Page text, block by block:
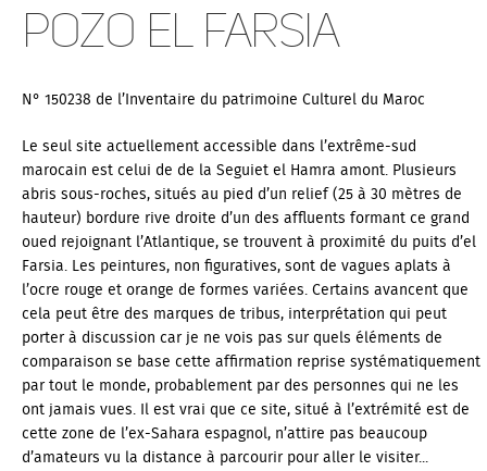
Pozo el Farsia
N° 150238 de l’Inventaire du patrimoine Culturel du Maroc
Le seul site actuellement accessible dans l’extrême-sud
marocain est celui de de la Seguiet el Hamra amont. Plusieurs
abris sous-roches, situés au pied d’un relief (25 à 30 mètres de
hauteur) bordure rive droite d’un des affluents formant ce grand
oued rejoignant l’Atlantique, se trouvent à proximité du puits d’el
Farsia. Les peintures, non figuratives, sont de vagues aplats à
l’ocre rouge et orange de formes variées. Certains avancent que
cela peut être des marques de tribus, interprétation qui peut
porter à discussion car je ne vois pas sur quels éléments de
comparaison se base cette affirmation reprise systématiquement
par tout le monde, probablement par des personnes qui ne les
ont jamais vues. Il est vrai que ce site, situé à l’extrémité est de
cette zone de l’ex-Sahara espagnol, n’attire pas beaucoup
d’amateurs vu la distance à parcourir pour aller le visiter...